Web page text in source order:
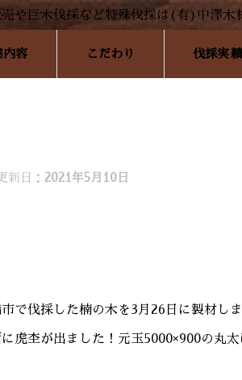
内容 こだわり 伐採実績
新日： 2021年5月10日
で伐採した楠の木を3月26日に製材し
虎杢が出ました！元玉5000×900の丸太